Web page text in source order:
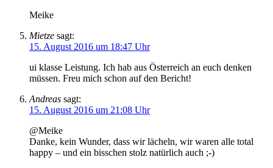
Meike
Mietze sagt:
15. August 2016 um 18:47 Uhr
ui klasse Leistung. Ich hab aus Österreich an euch denken
müssen. Freu mich schon auf den Bericht!
Andreas sagt:
15. August 2016 um 21:08 Uhr
@Meike
Danke, kein Wunder, dass wir lächeln, wir waren alle total
happy – und ein bisschen stolz natürlich auch ;-)